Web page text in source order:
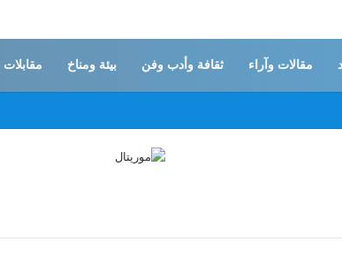
مقالات وآراء ثقافة وأدب وفن بيئة ومناخ مقابلات
واسعا في الضفة الغربية وينسحب من قلنديا بعد يومين من هدم المنازل